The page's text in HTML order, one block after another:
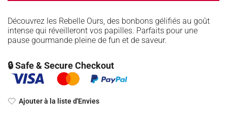
Découvrez les Rebelle Ours, des bonbons gélifiés au goût
intense qui réveilleront vos papilles. Parfaits pour une
pause gourmande pleine de fun et de saveur.
🔒 Safe & Secure Checkout
Ajouter à la liste d'Envies